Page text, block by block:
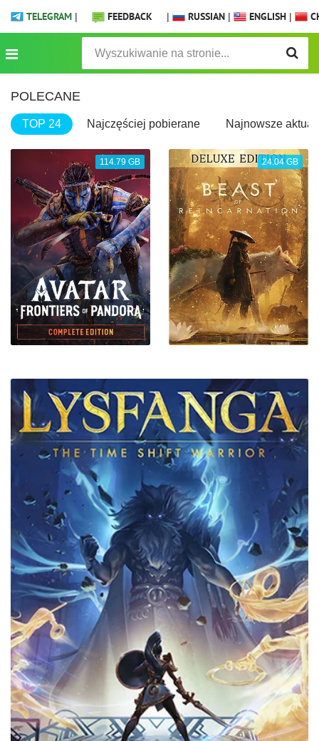
TELEGRAM | FEEDBACK | RUSSIAN | ENGLISH |
POLECANE
TOP 24 Najczęściej pobierane Najnowsze
114.79 GB 24.04 GB